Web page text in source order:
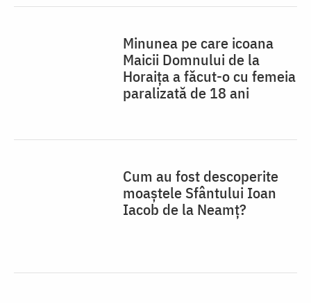
Cum au fost descoperite
moaștele Sfântului Ioan
minune mărturie
vindecare